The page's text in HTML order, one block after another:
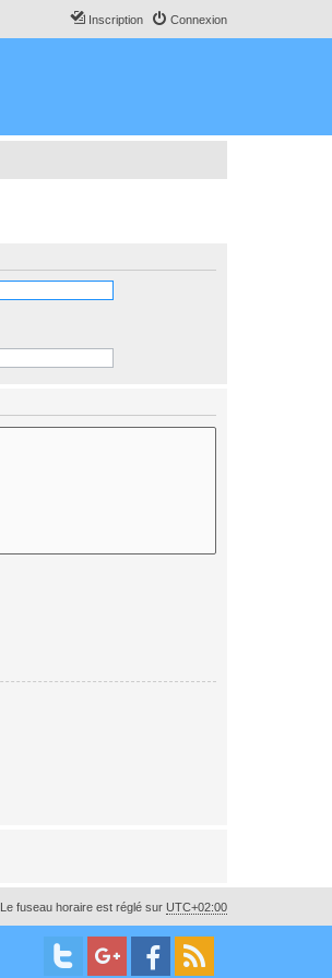
Connexion
Inscription
Le fuseau horaire est réglé sur UTC+02:00